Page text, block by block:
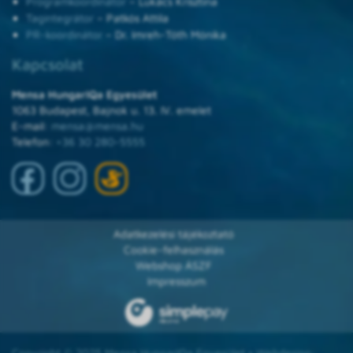
Tagintegrátor
– Patkós Attila
PR-koordinátor – Dr. Imreh-Tóth Mónika
Kapcsolat
Mensa HungarIQa Egyesület
1063 Budapest, Bajnok u. 13. IV. emelet
E-mail: mensa@mensa.hu
Telefon:
+36 30 280-5555
Adatkezelési tájékoztató
Cookie-felhasználás
Webshop ÁSZF
Impresszum